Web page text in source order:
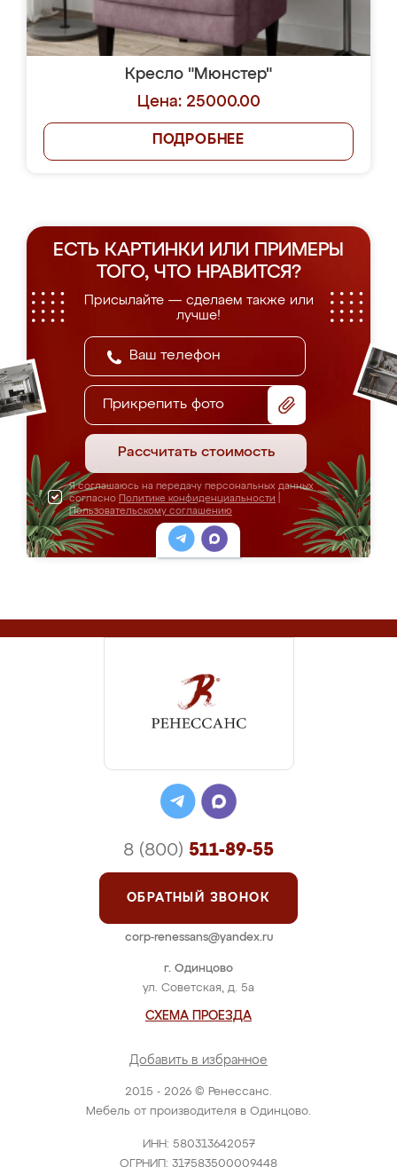
Кресло "Мюнстер"
Цена: 25000.00
ПОДРОБНЕЕ
ЕСТЬ КАРТИНКИ ИЛИ ПРИМЕРЫ
ТОГО, ЧТО НРАВИТСЯ?
Присылайте — сделаем также или
лучше!
Прикрепить фото
Рассчитать стоимость
Я соглашаюсь на передачу персональных данных
согласно Политике конфиденциальности
Пользовательскому соглашению
2015 - 2026 © Ренессанс.
Мебель от производителя в Одинцово.
ИНН: 580313642057
ОГРНИП: 317583500009448
г. Одинцово
ул. Советская, д. 5а
СХЕМА ПРОЕЗДА
Добавить в избранное
8 (800) 511-89-55
ОБРАТНЫЙ ЗВОНОК
corp-renessans@yandex.ru